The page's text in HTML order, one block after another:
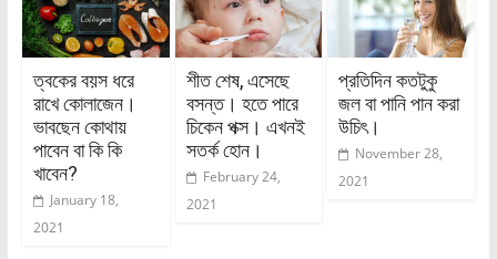
ত্বকের বয়স ধরে
রাখে কোলাজেন।
ভাবছেন কোথায়
পাবেন বা কি কি
খাবেন?
January 18,
2021
শীত শেষ, এসেছে
বসন্ত। হতে পারে
চিকেন পক্স। এখনই
সতর্ক হোন।
February 24,
2021
প্রতিদিন কতটুকু
জল বা পানি পান করা
উচিৎ।
November 28,
2021